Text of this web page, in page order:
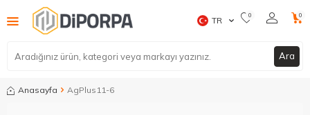
Ara
TR 0 0
Anasayfa AgPlus11-6